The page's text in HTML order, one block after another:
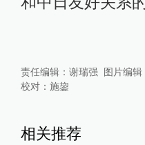
责任编辑： 谢瑞强 图片编辑
校对： 施鋆
相关推荐